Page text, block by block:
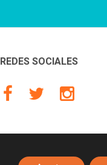
REDES SOCIALES